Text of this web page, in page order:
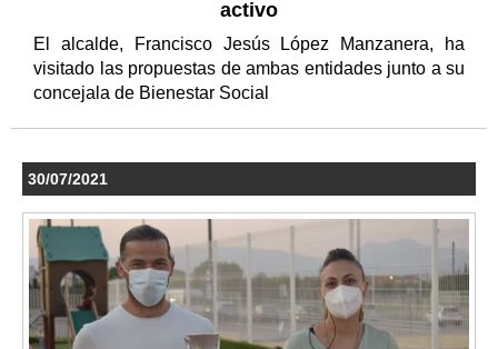
activo
El alcalde, Francisco Jesús López Manzanera, ha
visitado las propuestas de ambas entidades junto a su
concejala de Bienestar Social
30/07/2021